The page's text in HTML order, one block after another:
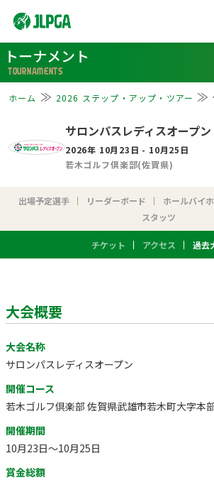
トーナメント
TOURNAMENTS
ホーム 2026 ステップ・アップ・ツアー
サロンパスレディスオープン
2026年 10月23日 - 10月25日
若木ゴルフ倶楽部(佐賀県)
出場予定選手 リーダーボード ホールバイ
スタッツ
チケット アクセス 過去
大会概要
大会名称
サロンパスレディスオープン
開催コース
若木ゴルフ倶楽部 佐賀県武雄市若木町大字本
開催期間
10月23日～10月25日
賞金総額